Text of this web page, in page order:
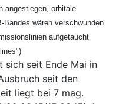
angestiegen, orbitale
Bandes wären verschwunden
aufgetaucht
sich seit Ende Mai in
seit den
liegt bei 7 mag.